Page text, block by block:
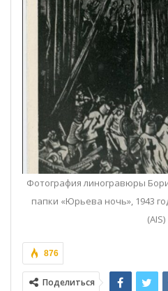
Фотография линогравюры
папки «Юрьева ночь», 1943
(AIS)
876
Поделиться